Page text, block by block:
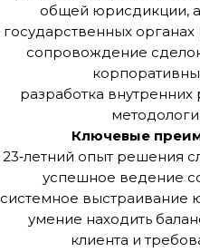
общей юрисдикции,
государственных
сопровождение
разработка
Ключевые
23‑летний опыт решения
успешное ведение
системное выстраивание
умение находить
клиента и